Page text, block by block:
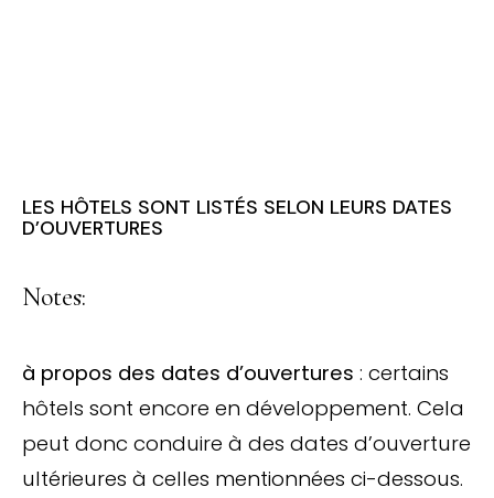
LES HÔTELS SONT LISTÉS SELON LEURS DATES
D’OUVERTURES
Notes:
à propos des dates d’ouvertures : certains
hôtels sont encore en développement. Cela
peut donc conduire à des dates d’ouverture
ultérieures à celles mentionnées ci-dessous.